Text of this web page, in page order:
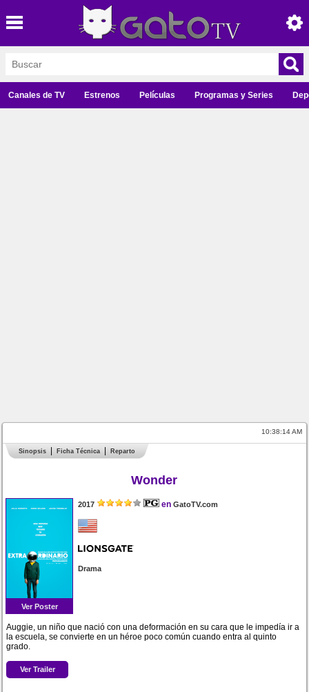
Canales de TV Estrenos Películas Programas y Series
10:38:15 AM
Sinopsis Ficha Técnica Reparto
Wonder
Ver Poster
2017 en GatoTV.com
Drama
Auggie, un niño que nació con una deformación en su cara que le impedía ir a
la escuela, se convierte en un héroe poco común cuando entra al quinto
grado.
Ver Trailer